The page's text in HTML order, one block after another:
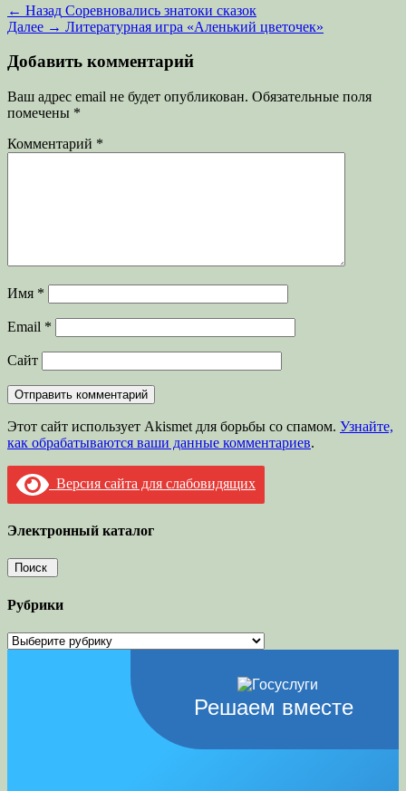
Навигация
по
записям
← Назад Предыдущая
запись:
Соревновались знатоки сказок
Далее → Следующая
Литературная игра «Аленький цветочек»
Добавить комментарий
Ваш адрес email не будет опубликован. Обязательные поля
помечены *
Комментарий *
Имя *
Email *
Сайт
Этот сайт использует Akismet для борьбы со спамом. Узнайте,
как обрабатываются ваши данные комментариев.
Версия сайта для слабовидящих
Электронный каталог
Рубрики
Рубрики
Решаем вместе